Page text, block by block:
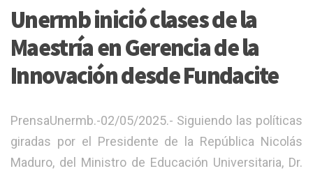
Unermb inició clases de la
Maestría en Gerencia de la
Innovación desde Fundacite
PrensaUnermb.-02/05/2025.- Siguiendo las políticas
giradas por el Presidente de la República Nicolás
Maduro, del Ministro de Educación Universitaria, Dr.